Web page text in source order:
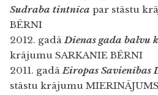
Sudraba tintnīca par stāstu
BĒRNI
2012. gadāDienas gada balvu
krājumu SARKANIE BĒRNI
2011. gadāEiropas Savienības
stāstu krājumu